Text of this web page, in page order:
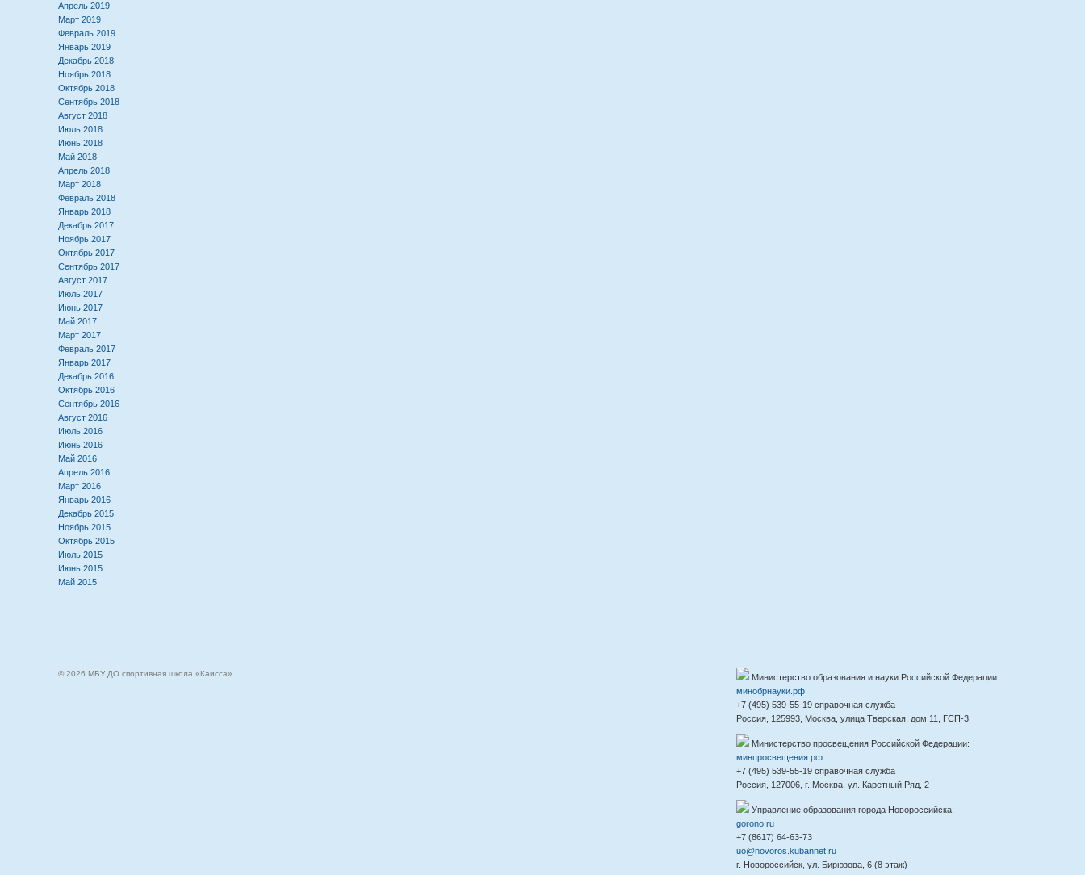
Апрель 2019
Март 2019
Февраль 2019
Январь 2019
Декабрь 2018
Ноябрь 2018
Октябрь 2018
Сентябрь 2018
Август 2018
Июль 2018
Июнь 2018
Май 2018
Апрель 2018
Март 2018
Февраль 2018
Январь 2018
Декабрь 2017
Ноябрь 2017
Октябрь 2017
Сентябрь 2017
Август 2017
Июль 2017
Июнь 2017
Май 2017
Март 2017
Февраль 2017
Январь 2017
Декабрь 2016
Октябрь 2016
Сентябрь 2016
Август 2016
Июль 2016
Июнь 2016
Май 2016
Апрель 2016
Март 2016
Январь 2016
Декабрь 2015
Ноябрь 2015
Октябрь 2015
Июль 2015
Июнь 2015
Май 2015
Министерство образования и науки Российской Федерации:
минобрнауки.рф
+7 (495) 539-55-19 справочная служба
Россия, 125993, Москва, улица Тверская, дом 11, ГСП-3
Министерство просвещения Российской Федерации:
минпросвещения.рф
+7 (495) 539-55-19 справочная служба
Россия, 127006, г. Москва, ул. Каретный Ряд, 2
Управление образования города Новороссийска:
gorono.ru
+7 (8617) 64-63-73
uo@novoros.kubannet.ru
г. Новороссийск, ул. Бирюзова, 6 (8 этаж)
© 2026 МБУ ДО спортивная школа «Каисса».